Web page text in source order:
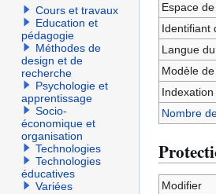
Espace
Identifiant
Langue
Modèle
Nombre
Modifier
Cours et travaux
Education et
pédagogie
Méthodes de
design et de
recherche
Psychologie et
apprentissage
Socio-
économique et
organisation
Technologies
Technologies
éducatives
Variées